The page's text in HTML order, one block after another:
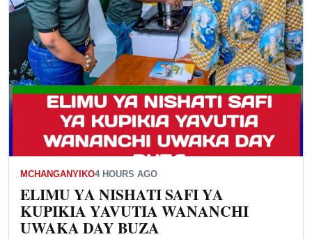
MCHANGANYIKO4 HOURS AGO
ELIMU YA NISHATI SAFI YA
KUPIKIA YAVUTIA WANANCHI
UWAKA DAY BUZA